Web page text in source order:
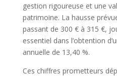
gestion rigoureuse et une
patrimoine. La hausse
passant de 300 € à 315 €,
essentiel dans l’obtention
annuelle de 13,40 %.
Ces chiffres prometteurs